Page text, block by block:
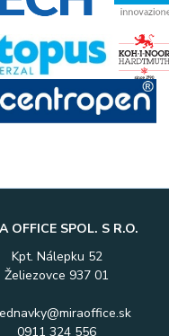
OFFICE SPOL. S R.O.
Kpt. Nálepku 52
Želiezovce 937 01
0911 324 556